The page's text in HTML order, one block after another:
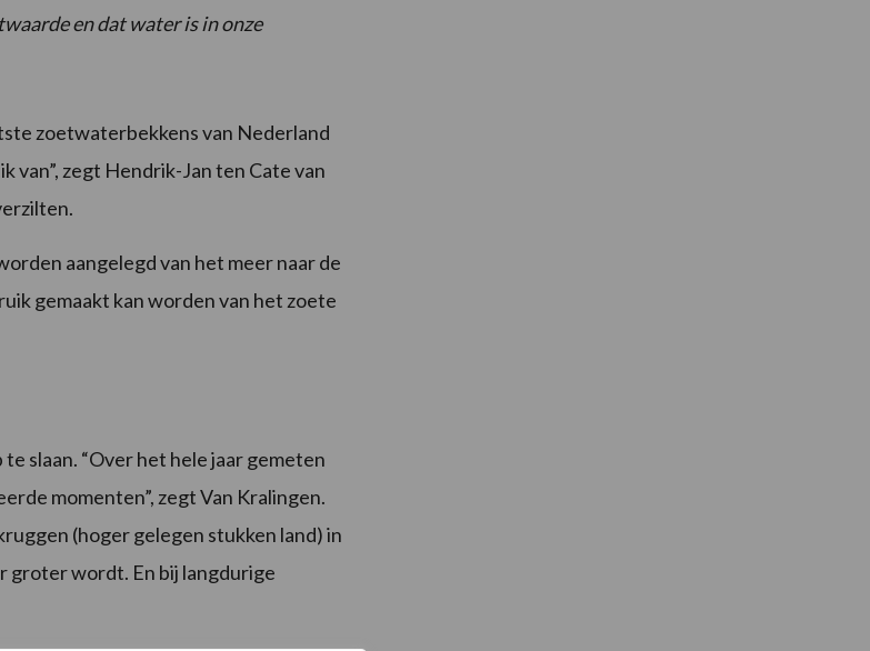
en dat water is in onze
zoetwaterbekkens van Nederland
van”, zegt Hendrik-Jan ten Cate van
aangelegd van het meer naar de
gemaakt kan worden van het zoete
slaan. “Over het hele jaar gemeten
momenten”, zegt Van Kralingen.
(hoger gelegen stukken land) in
groter wordt. En bij langdurige